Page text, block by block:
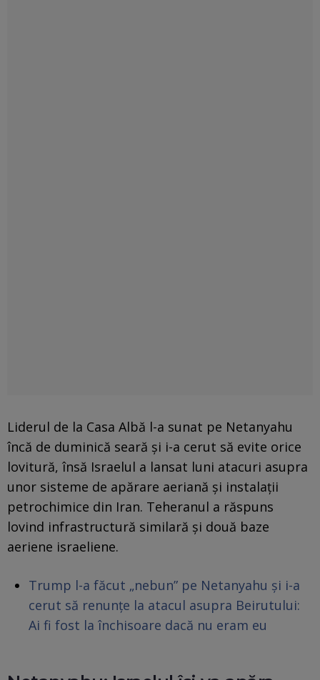
Liderul de la Casa Albă l-a sunat pe Netanyahu
încă de duminică seară și i-a cerut să evite orice
lovitură, însă Israelul a lansat luni atacuri asupra
unor sisteme de apărare aeriană și instalații
petrochimice din Iran. Teheranul a răspuns
lovind infrastructură similară și două baze
aeriene israeliene.
Trump l-a făcut „nebun” pe Netanyahu și i-a
cerut să renunțe la atacul asupra Beirutului:
Ai fi fost la închisoare dacă nu eram eu